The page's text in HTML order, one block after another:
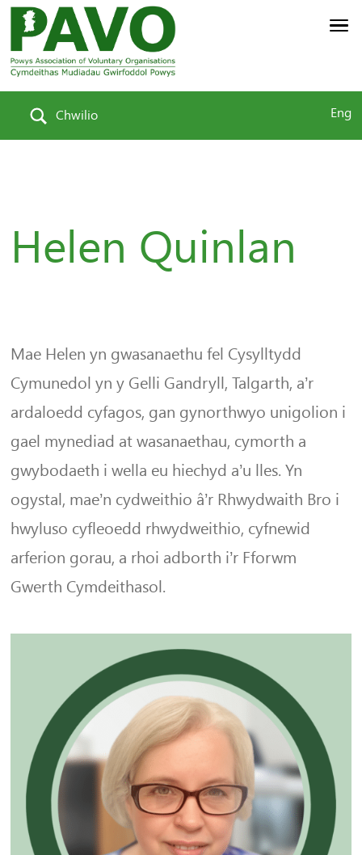
Chwilio Eng
Helen Quinlan
Mae Helen yn gwasanaethu fel Cysylltydd
Cymunedol yn y Gelli Gandryll, Talgarth, a’r
ardaloedd cyfagos, gan gynorthwyo unigolion i
gael mynediad at wasanaethau, cymorth a
gwybodaeth i wella eu hiechyd a’u lles. Yn
ogystal, mae’n cydweithio â’r Rhwydwaith Bro i
hwyluso cyfleoedd rhwydweithio, cyfnewid
arferion gorau, a rhoi adborth i’r Fforwm
Gwerth Cymdeithasol.